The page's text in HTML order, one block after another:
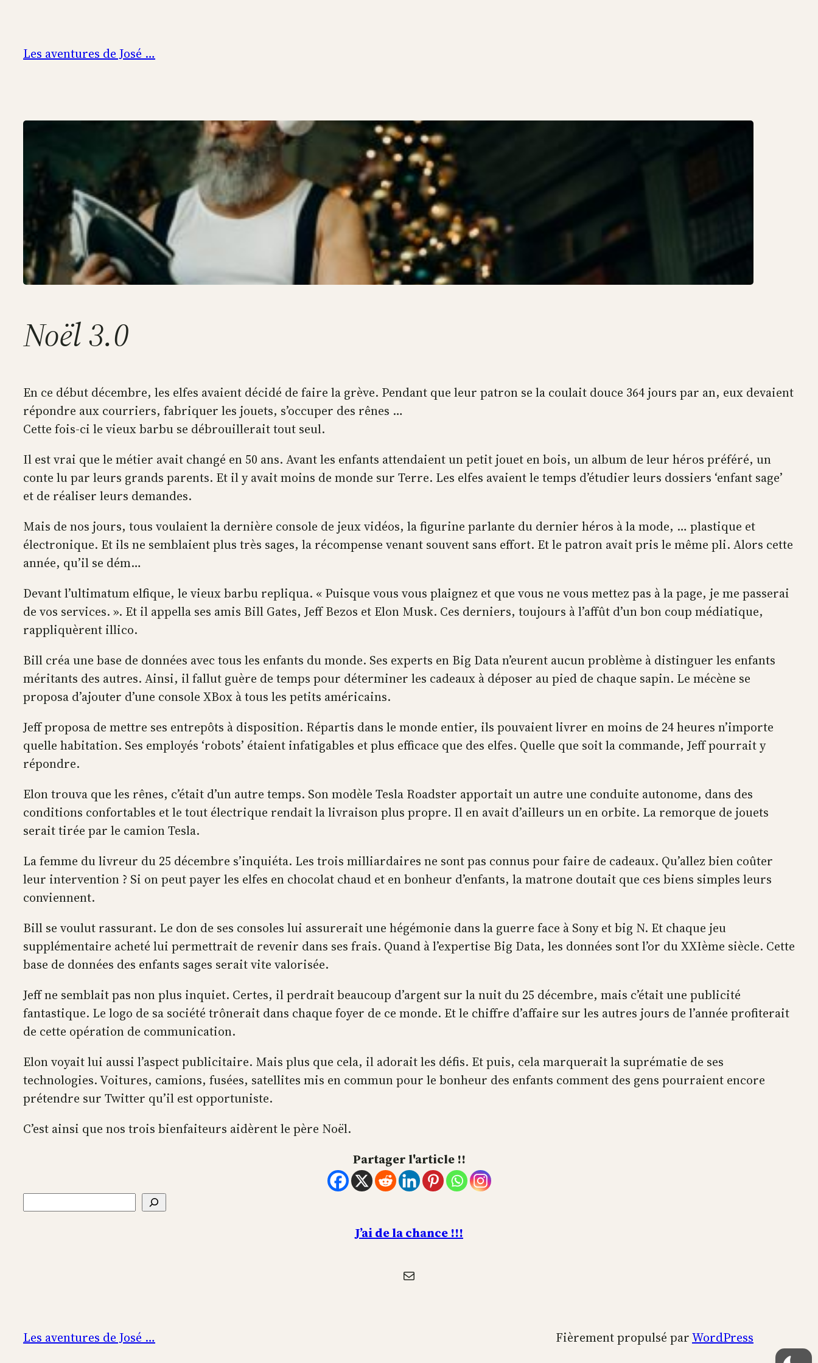
contenu
Les aventures de José …
Noël 3.0
En ce début décembre, les elfes avaient décidé de faire la grève. Pendant que leur patron se la coulait douce 364 jours par an, eux devaient
répondre aux courriers, fabriquer les jouets, s’occuper des rênes …
Cette fois-ci le vieux barbu se débrouillerait tout seul.
Il est vrai que le métier avait changé en 50 ans. Avant les enfants attendaient un petit jouet en bois, un album de leur héros préféré, un
conte lu par leurs grands parents. Et il y avait moins de monde sur Terre. Les elfes avaient le temps d’étudier leurs dossiers ‘enfant sage’
et de réaliser leurs demandes.
Mais de nos jours, tous voulaient la dernière console de jeux vidéos, la figurine parlante du dernier héros à la mode, … plastique et
électronique. Et ils ne semblaient plus très sages, la récompense venant souvent sans effort. Et le patron avait pris le même pli. Alors cette
année, qu’il se dém…
Devant l’ultimatum elfique, le vieux barbu repliqua. « Puisque vous vous plaignez et que vous ne vous mettez pas à la page, je me passerai
de vos services. ». Et il appella ses amis Bill Gates, Jeff Bezos et Elon Musk. Ces derniers, toujours à l’affût d’un bon coup médiatique,
rappliquèrent illico.
Bill créa une base de données avec tous les enfants du monde. Ses experts en Big Data n’eurent aucun problème à distinguer les enfants
méritants des autres. Ainsi, il fallut guère de temps pour déterminer les cadeaux à déposer au pied de chaque sapin. Le mécène se
proposa d’ajouter d’une console XBox à tous les petits américains.
Jeff proposa de mettre ses entrepôts à disposition. Répartis dans le monde entier, ils pouvaient livrer en moins de 24 heures n’importe
quelle habitation. Ses employés ‘robots’ étaient infatigables et plus efficace que des elfes. Quelle que soit la commande, Jeff pourrait y
répondre.
Elon trouva que les rênes, c’était d’un autre temps. Son modèle Tesla Roadster apportait un autre une conduite autonome, dans des
conditions confortables et le tout électrique rendait la livraison plus propre. Il en avait d’ailleurs un en orbite. La remorque de jouets
serait tirée par le camion Tesla.
La femme du livreur du 25 décembre s’inquiéta. Les trois milliardaires ne sont pas connus pour faire de cadeaux. Qu’allez bien coûter
leur intervention ? Si on peut payer les elfes en chocolat chaud et en bonheur d’enfants, la matrone doutait que ces biens simples leurs
conviennent.
Bill se voulut rassurant. Le don de ses consoles lui assurerait une hégémonie dans la guerre face à Sony et big N. Et chaque jeu
supplémentaire acheté lui permettrait de revenir dans ses frais. Quand à l’expertise Big Data, les données sont l’or du XXIème siècle. Cette
base de données des enfants sages serait vite valorisée.
Jeff ne semblait pas non plus inquiet. Certes, il perdrait beaucoup d’argent sur la nuit du 25 décembre, mais c’était une publicité
fantastique. Le logo de sa société trônerait dans chaque foyer de ce monde. Et le chiffre d’affaire sur les autres jours de l’année profiterait
de cette opération de communication.
Elon voyait lui aussi l’aspect publicitaire. Mais plus que cela, il adorait les défis. Et puis, cela marquerait la suprématie de ses
technologies. Voitures, camions, fusées, satellites mis en commun pour le bonheur des enfants comment des gens pourraient encore
prétendre sur Twitter qu’il est opportuniste.
C’est ainsi que nos trois bienfaiteurs aidèrent le père Noël.
Partager l'article !!
J’ai de la chance !!!
E-mail
Les aventures de José … Fièrement propulsé parWordPress